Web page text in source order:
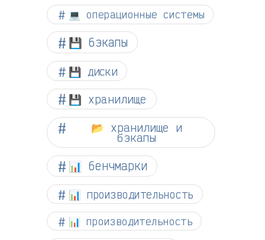
💻 операционные системы
💾 бэкапы
💾 диски
💾 хранилище
📂 хранилище и
бэкапы
📊 бенчмарки
📊 производительность
📊 производительность